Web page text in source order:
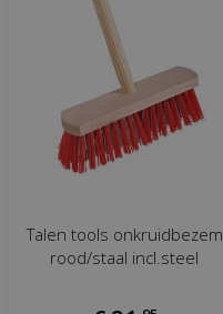
Talen tools onkruidbezem
rood/staal incl.steel